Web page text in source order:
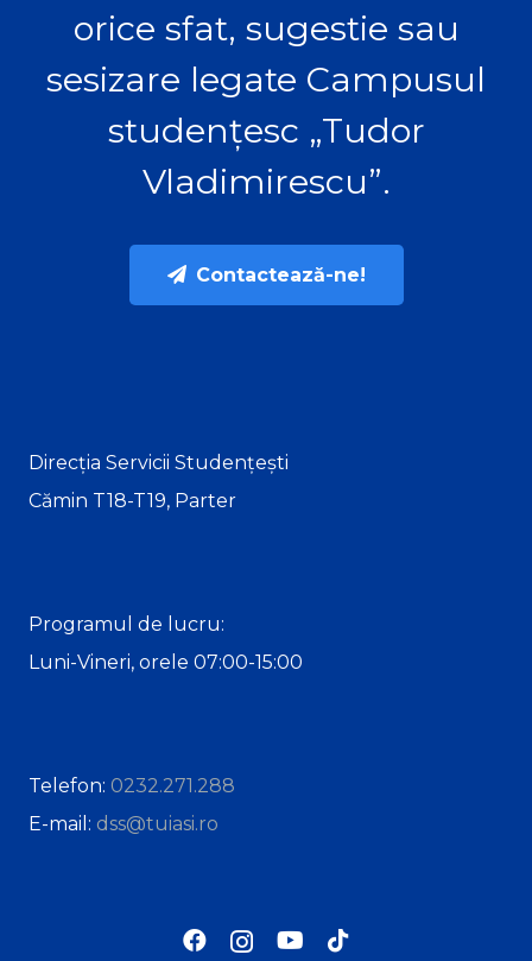
orice sfat, sugestie sau
sesizare legate Campusul
studențesc „Tudor
Vladimirescu”.
Contactează-ne!
Direcția Servicii Studențești
Cămin T18-T19, Parter
Programul de lucru:
Luni-Vineri, orele 07:00-15:00
Telefon: 0232.271.288
E-mail: dss@tuiasi.ro